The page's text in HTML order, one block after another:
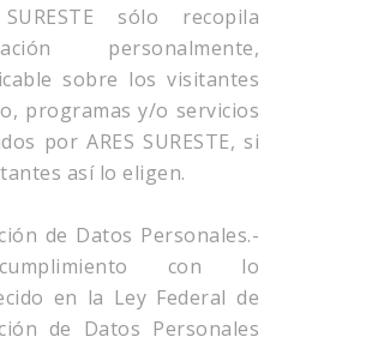
SURESTE sólo recopila
personalmente,
sobre los visitantes
programas y/o servicios
por ARES SURESTE, si
así lo eligen.
de Datos Personales.-
con lo
en la Ley Federal de
de Datos Personales